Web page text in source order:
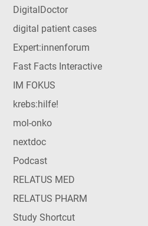
DigitalDoctor
digital patient cases
Expert:innenforum
Fast Facts Interactive
IM FOKUS
krebs:hilfe!
mol-onko
nextdoc
Podcast
RELATUS MED
RELATUS PHARM
Study Shortcut